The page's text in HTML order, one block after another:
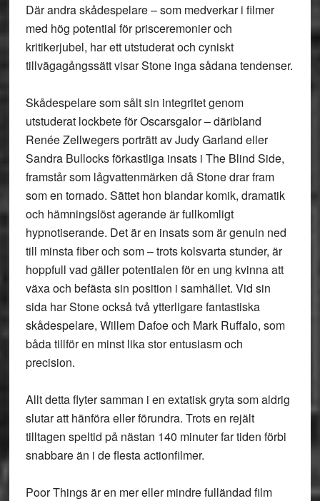
Där andra skådespelare – som medverkar i filmer
med hög potential för prisceremonier och
kritikerjubel, har ett utstuderat och cyniskt
tillvägagångssätt visar Stone inga sådana tendenser.
Skådespelare som sålt sin integritet genom
utstuderat lockbete för Oscarsgalor – däribland
Renée Zellwegers porträtt av Judy Garland eller
Sandra Bullocks förkastliga insats i The Blind Side,
framstår som lågvattenmärken då Stone drar fram
som en tornado. Sättet hon blandar komik, dramatik
och hämningslöst agerande är fullkomligt
hypnotiserande. Det är en insats som är genuin ned
till minsta fiber och som – trots kolsvarta stunder, är
hoppfull vad gäller potentialen för en ung kvinna att
växa och befästa sin position i samhället. Vid sin
sida har Stone också två ytterligare fantastiska
skådespelare, Willem Dafoe och Mark Ruffalo, som
båda tillför en minst lika stor entusiasm och
precision.
Allt detta flyter samman i en extatisk gryta som aldrig
slutar att hänföra eller förundra. Trots en rejält
tilltagen speltid på nästan 140 minuter far tiden förbi
snabbare än i de flesta actionfilmer.
Poor Things är en mer eller mindre fulländad film